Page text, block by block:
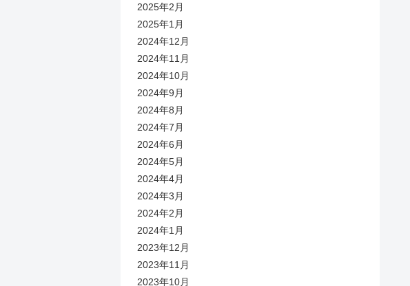
2025年2月
2025年1月
2024年12月
2024年11月
2024年10月
2024年9月
2024年8月
2024年7月
2024年6月
2024年5月
2024年4月
2024年3月
2024年2月
2024年1月
2023年12月
2023年11月
2023年10月